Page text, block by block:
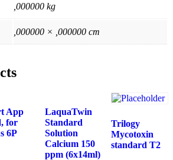
,000000 kg
,000000 × ,000000 cm
App
for
6P
LaquaTwin
Standard
Solution
Calcium 150
ppm (6x14ml)
Trilogy
Mycotoxin
standard T2